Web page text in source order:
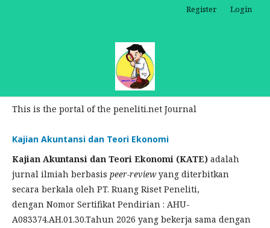
Register Login
This is the portal of the peneliti.net Journal
Kajian Akuntansi dan Teori Ekonomi
Kajian Akuntansi dan Teori Ekonomi (KATE) adalah
jurnal ilmiah berbasis peer-reviewyang diterbitkan
secara berkala oleh PT. Ruang Riset Peneliti,
dengan Nomor Sertifikat Pendirian : AHU-
A083374.AH.01.30.Tahun 2026 yang bekerja sama dengan